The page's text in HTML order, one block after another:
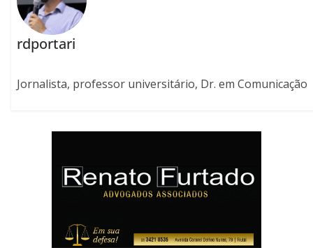
rdportari
Jornalista, professor universitário, Dr. em Comunicação